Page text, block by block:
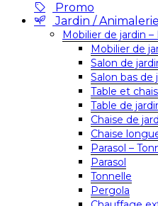
Promo
Jardin / Animalerie
Mobilier de jardin –
Mobilier de
Salon de
Salon bas de
Table et
Table de
Chaise de
Chaise
Parasol –
Parasol
Tonnelle
Pergola